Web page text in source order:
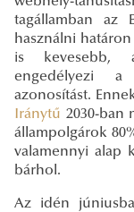
tagállamban az
használni
is kevesebb,
engedélyezi a
azonosítást.
Iránytű 2030-ban
állampolgárok
valamennyi alap
bárhol.
Az idén